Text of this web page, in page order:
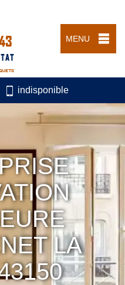
MENU
indisponible
LA